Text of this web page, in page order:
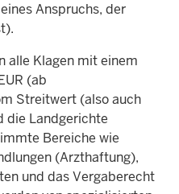
Anspruchs, der
alle Klagen mit einem
(ab
Streitwert (also auch
die Landgerichte
Bereiche wie
(Arzthaftung),
und das Vergaberecht